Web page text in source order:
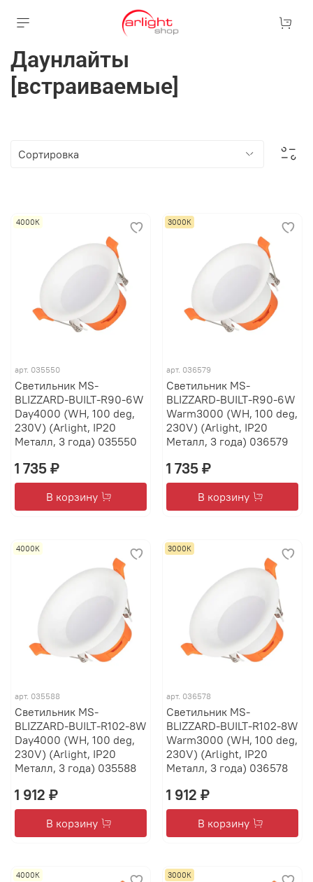
Даунлайты
[встраиваемые]
4000К
арт. 035550
Светильник MS-
BLIZZARD-BUILT-R90-6W
Day4000 (WH, 100 deg,
230V) (Arlight, IP20
Металл, 3 года) 035550
1 735 ₽
В корзину
3000К
арт. 036579
Светильник MS-
BLIZZARD-BUILT-R90-6W
Warm3000 (WH, 100 deg,
230V) (Arlight, IP20
Металл, 3 года) 036579
1 735 ₽
В корзину
4000К
арт. 035588
Светильник MS-
BLIZZARD-BUILT-R102-8W
Day4000 (WH, 100 deg,
230V) (Arlight, IP20
Металл, 3 года) 035588
1 912 ₽
В корзину
3000К
арт. 036578
Светильник MS-
BLIZZARD-BUILT-R102-8W
Warm3000 (WH, 100 deg,
230V) (Arlight, IP20
Металл, 3 года) 036578
1 912 ₽
В корзину
4000К 3000К